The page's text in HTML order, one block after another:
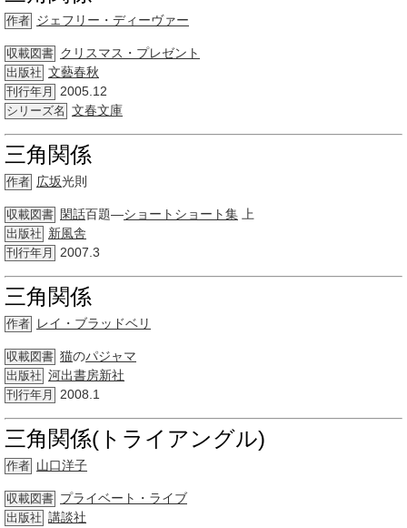
作者 ジェフリー・ディーヴァー
収載図書 クリスマス・プレゼント
出版社 文藝春秋
刊行年月 2005.12
シリーズ名 文春文庫
三角関係
作者 広坂光則
収載図書 閑話百題―ショートショート集 上
出版社 新風舎
刊行年月 2007.3
三角関係
作者 レイ・ブラッドベリ
収載図書 猫のパジャマ
出版社 河出書房新社
刊行年月 2008.1
三角関係(トライアングル)
作者 山口洋子
収載図書 プライベート・ライブ
出版社 講談社